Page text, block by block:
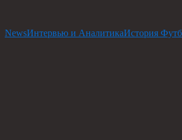
NewsИнтервью и АналитикаИстория